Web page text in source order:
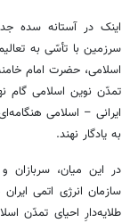
اینک در آستانه سده
سرزمین با تأسّی به
اسلامی، حضرت امام
تمدّن نوین اسلامی گام
ایرانی – اسلامی
به یادگار نهند.
در این میان،
سازمان انرژی اتمی
طلایه‌دارِ احیای تمدّن